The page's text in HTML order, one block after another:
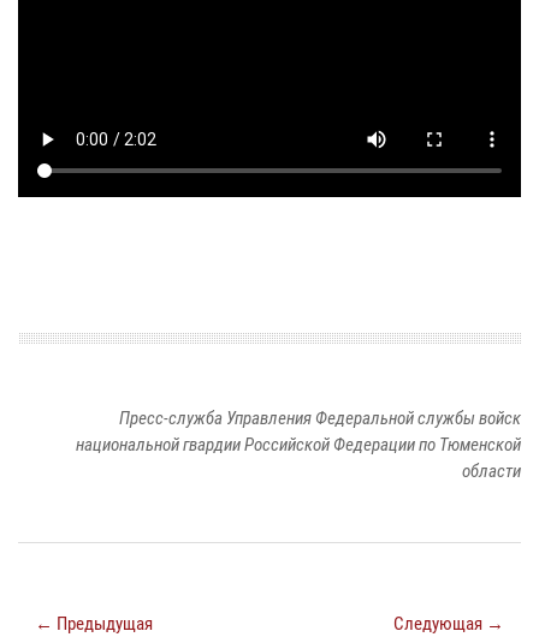
Пресс-служба Управления Федеральной службы войск
национальной гвардии Российской Федерации по Тюменской
области
← Предыдущая Следующая →